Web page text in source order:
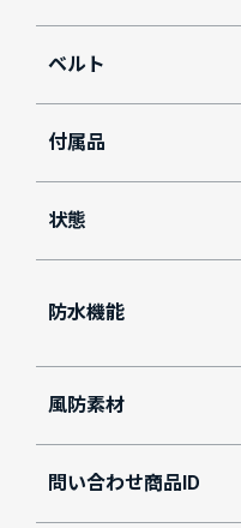
ベルト
付属品
状態
防水機能
風防素材
問い合わせ商品ID